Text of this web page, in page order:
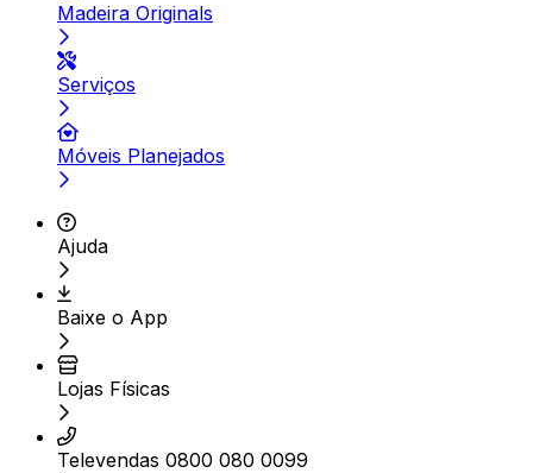
Madeira Originals
Serviços
Móveis Planejados
Ajuda
Baixe o App
Lojas Físicas
Televendas 0800 080 0099